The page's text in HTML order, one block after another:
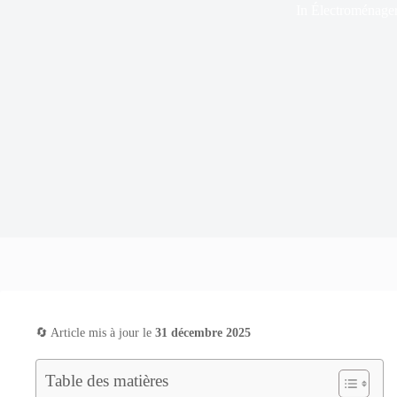
🔄 Article mis à jour le 31 décembre 2025
Table des matières